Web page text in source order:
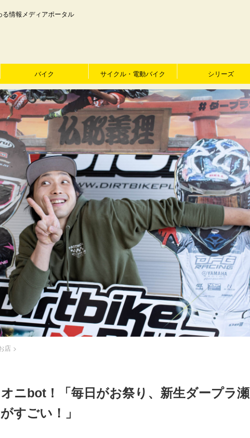
情報メディアポータル
バイク サイクル・電動バイク シリーズ
店 >
ニbot！「毎日がお祭り、新生ダープラ瀬
すごい！」